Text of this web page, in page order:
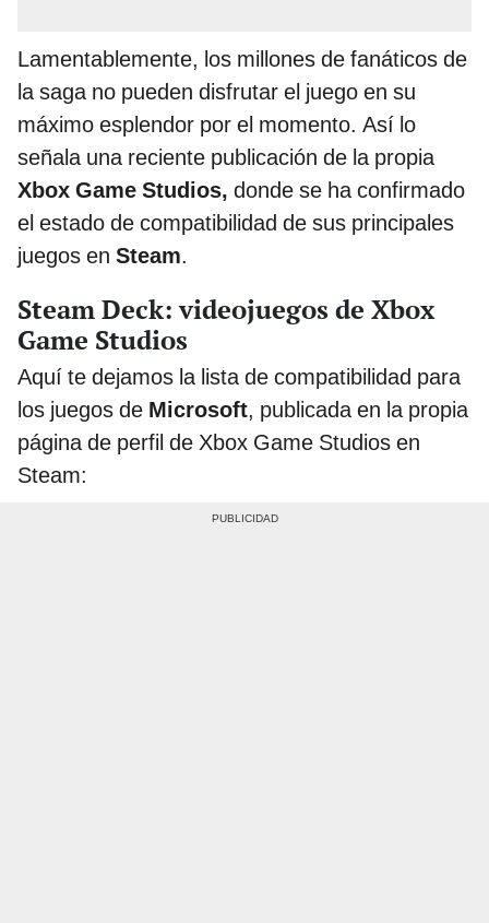
Lamentablemente, los millones de fanáticos de
la saga no pueden disfrutar el juego en su
máximo esplendor por el momento. Así lo
señala una reciente publicación de la propia
Xbox Game Studios, donde se ha confirmado
el estado de compatibilidad de sus principales
juegos en Steam.
Steam Deck: videojuegos de Xbox
Game Studios
Aquí te dejamos la lista de compatibilidad para
los juegos de Microsoft, publicada en la propia
página de perfil de Xbox Game Studios en
Steam: